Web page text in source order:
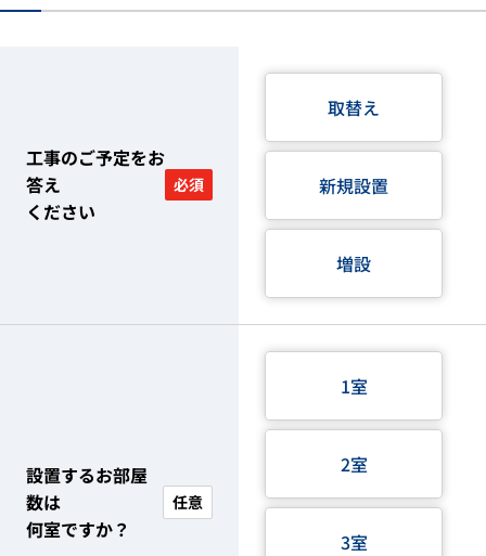
工事のご予定をお
答え
ください
必須
取替え
新規設置
増設
設置するお部屋
数は
何室ですか？
任意
1室
2室
3室